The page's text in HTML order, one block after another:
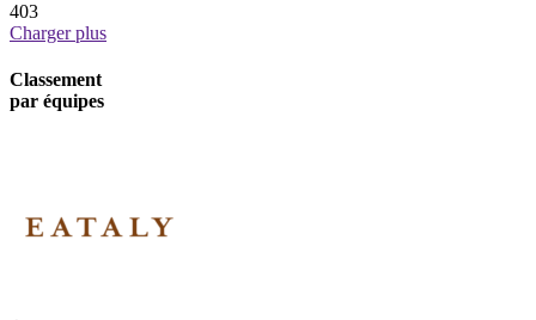
403
Charger plus
Classement
par équipes